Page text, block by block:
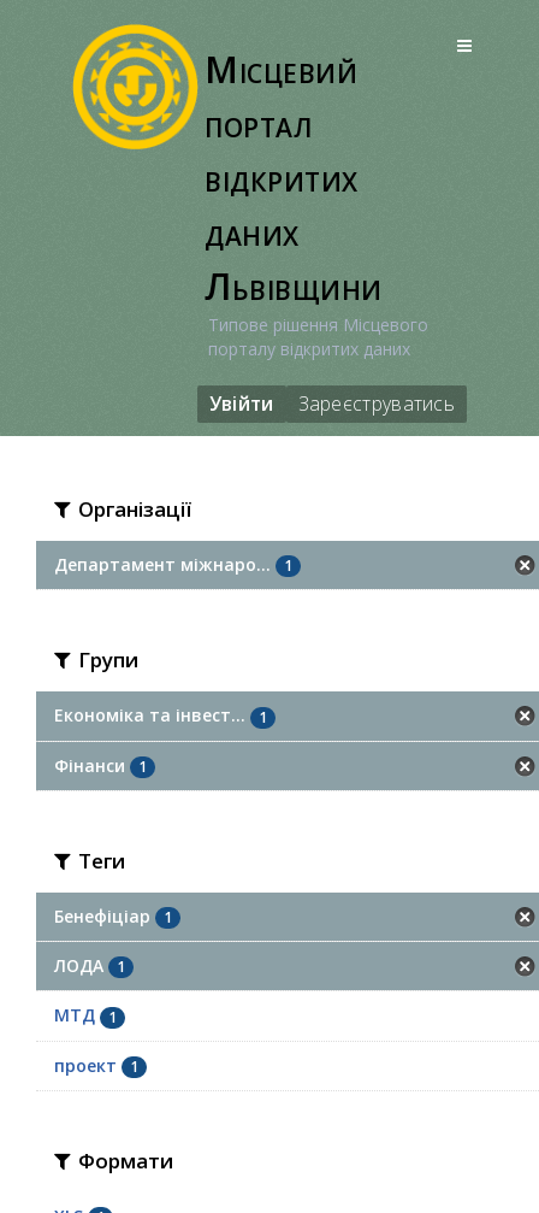
Місцевий
портал
відкритих
даних
Львівщини
Типове рішення Місцевого
порталу відкритих даних
Увійти Зареєструватись
Організації
Департамент міжнаро... 1
Групи
Економіка та інвест... 1
Фінанси 1
Теги
Бенефіціар 1
ЛОДА 1
МТД 1
проект 1
Формати